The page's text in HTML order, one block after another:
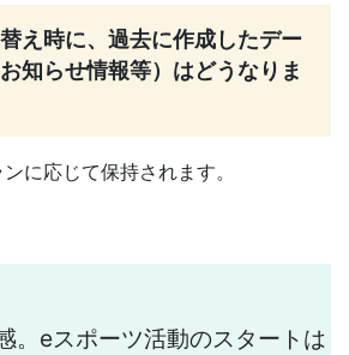
え時に、過去に作成したデー
知らせ情報等）はどうなりま
に応じて保持されます。
。eスポーツ活動のスタートは